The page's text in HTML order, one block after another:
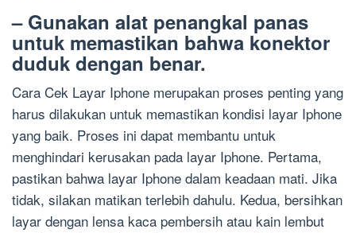
– Gunakan alat penangkal panas
untuk memastikan bahwa konektor
duduk dengan benar.
Cara Cek Layar Iphone merupakan proses penting yang
harus dilakukan untuk memastikan kondisi layar Iphone
yang baik. Proses ini dapat membantu untuk
menghindari kerusakan pada layar Iphone. Pertama,
pastikan bahwa layar Iphone dalam keadaan mati. Jika
tidak, silakan matikan terlebih dahulu. Kedua, bersihkan
layar dengan lensa kaca pembersih atau kain lembut